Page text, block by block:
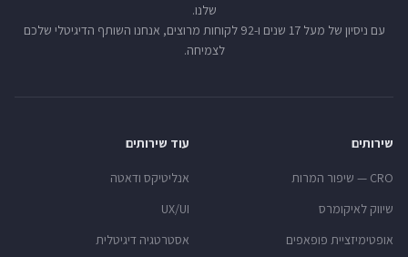
שלנו.
עם ניסיון של מעל 17 שנים ו-92 לקוחות מרוצים, אנחנו השותף הדיגיטלי שלכם
לצמיחה.
שירותים
CRO — שיפור המרות
שיווק לאיקומרס
אופטימיזציית פופאפים
עוד שירותים
אנליטיקס ודאטה
UX/UI
אסטרטגיה דיגיטלית